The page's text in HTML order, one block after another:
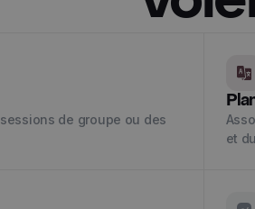
de groupe ou des
et